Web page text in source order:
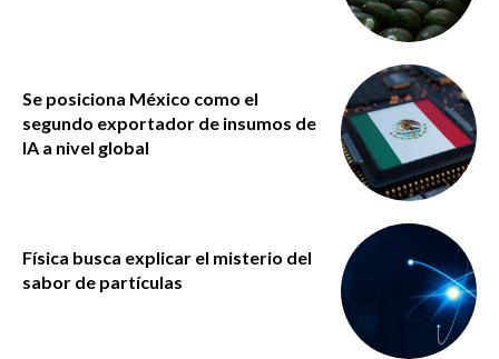
Se posiciona México como el
segundo exportador de insumos de
IA a nivel global
Física busca explicar el misterio del
sabor de partículas